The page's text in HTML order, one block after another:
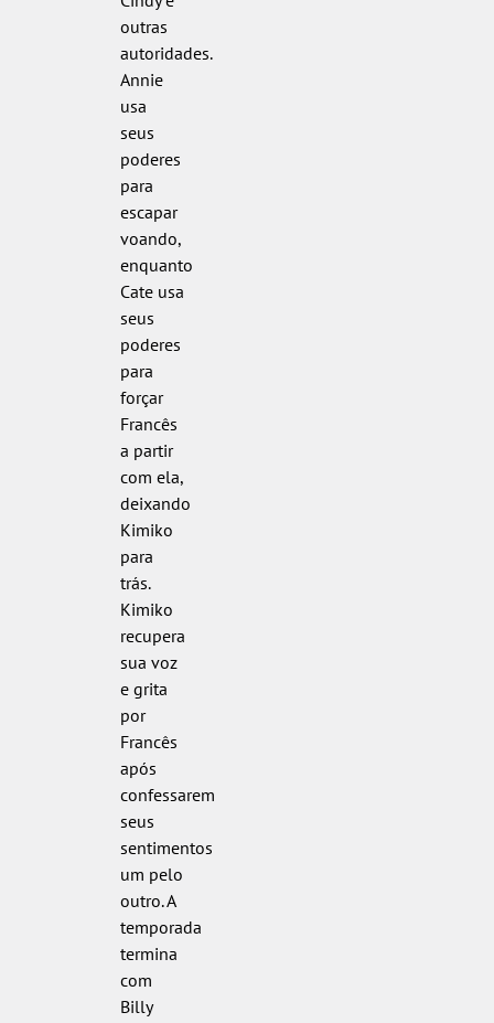
outras
autoridades.
Annie
usa
seus
poderes
para
escapar
voando,
enquanto
Cate usa
seus
poderes
para
forçar
Francês
a partir
com ela,
deixando
Kimiko
para
trás.
Kimiko
recupera
sua voz
e grita
por
Francês
após
confessarem
seus
sentimentos
um pelo
outro. A
temporada
termina
com
Billy